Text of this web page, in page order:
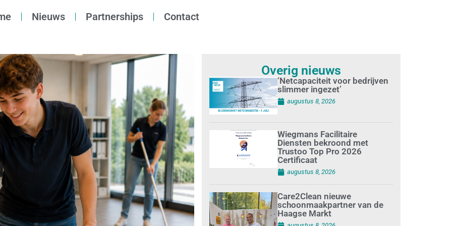
Nieuws Partnerships Contact
Overig nieuws
‘Netcapaciteit voor bedrijven
slimmer ingezet’
augustus 8, 2026
Wiegmans Facilitaire
Diensten bekroond met
Trustoo Top Pro 2026
Certificaat
augustus 8, 2026
Care2Clean nieuwe
schoonmaakpartner van de
Haagse Markt